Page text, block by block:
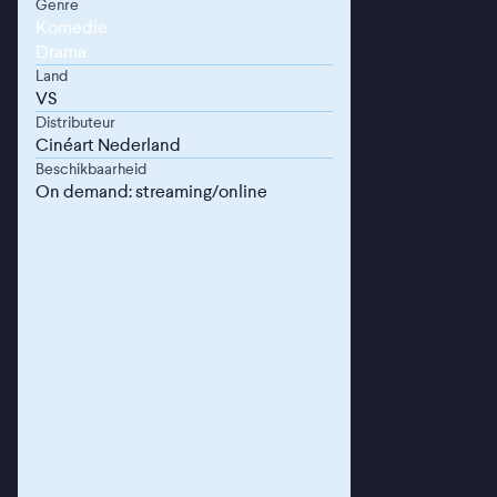
Genre
Komedie
Drama
Land
VS
Distributeur
Cinéart Nederland
Beschikbaarheid
On demand: streaming/online